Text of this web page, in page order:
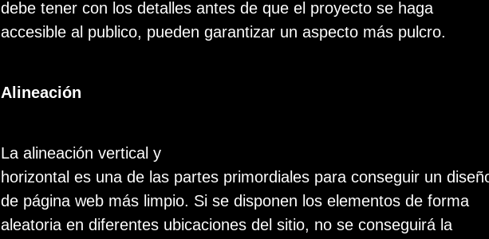
debe tener con los detalles antes de que el proyecto se haga
accesible al publico, pueden garantizar un aspecto más pulcro.
Alineación
La alineación vertical y
horizontal es una de las partes primordiales para conseguir un
de página web más limpio. Si se disponen los elementos de forma
aleatoria en diferentes ubicaciones del sitio, no se conseguirá la